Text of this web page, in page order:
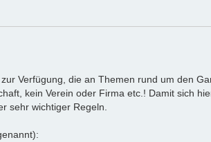
Verfügung, die an Themen rund um den
kein Verein oder Firma etc.! Damit sich
sehr wichtiger Regeln.